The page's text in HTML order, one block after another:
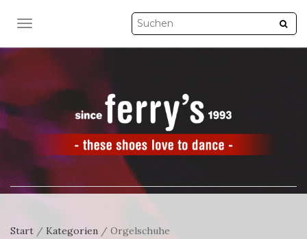
NAVIGATION UMSCHALTEN
Start / Kategorien / Orgelschuhe